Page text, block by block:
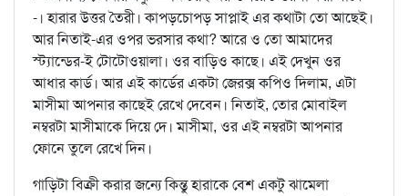
-। হারার উত্তর তৈরী। কাপড়চোপড় সাপ্লাই এর কথাটা তো আছেই।
আর নিতাই-এর ওপর ভরসার কথা? আরে ও তো আমাদের
স্ট্যান্ডের-ই টোটোওয়ালা। ওর বাড়িও কাছে। এই দেখুন ওর
আধার কার্ড। আর এই কার্ডের একটা জেরক্স কপিও দিলাম, এটা
মাসীমা আপনার কাছেই রেখে দেবেন। নিতাই, তোর মোবাইল
নম্বরটা মাসীমাকে দিয়ে দে। মাসীমা, ওর এই নম্বরটা আপনার
ফোনে তুলে রেখে দিন।
গাড়িটা বিক্রী করার জন্যে কিন্তু হারাকে বেশ একটু ঝামেলা